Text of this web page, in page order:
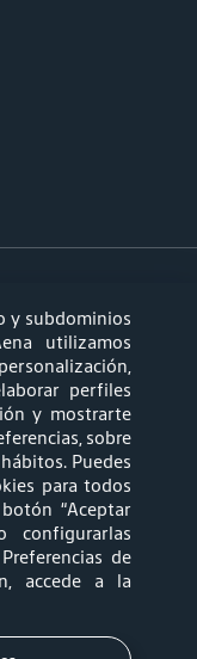
de privacidad
y
y subdominios
utilizamos
perfiles
y mostrarte
sobre
Puedes
para todos
“Aceptar
configurarlas
de
accede a la